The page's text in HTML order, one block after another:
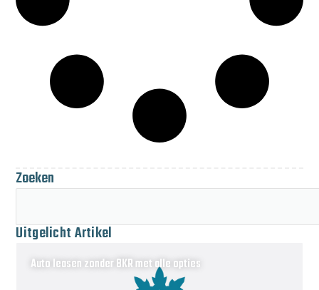
Zoeken
Uitgelicht Artikel
Auto leasen zonder BKR met alle opties